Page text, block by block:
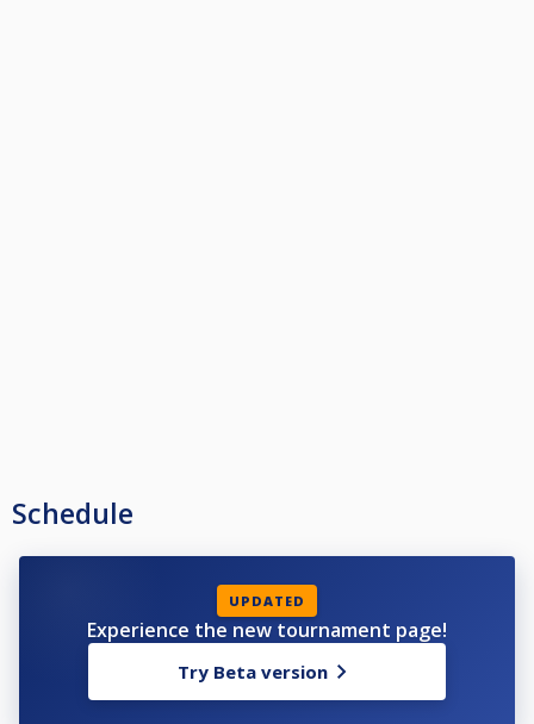
Schedule
UPDATED
Experience the new tournament page!
Try Beta version